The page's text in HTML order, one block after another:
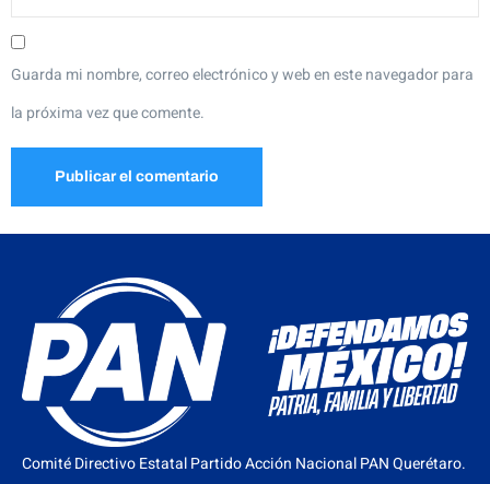
Guarda mi nombre, correo electrónico y web en este navegador para
la próxima vez que comente.
Comité Directivo Estatal Partido Acción Nacional PAN Querétaro.